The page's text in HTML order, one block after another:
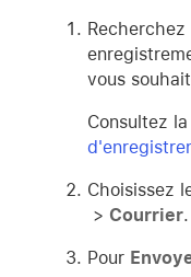
vous
Consultez
Choisissez
> Courrier.
Pour